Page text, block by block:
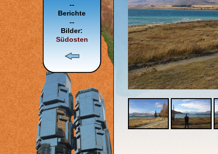
--
Berichte
--
Bilder:
Südosten